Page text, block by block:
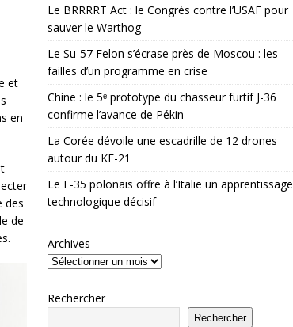
et
en
des
de
Le BRRRRT Act : le Congrès contre l’USAF pour
sauver le Warthog
Le Su-57 Felon s’écrase près de Moscou : les
failles d’un programme en crise
Chine : le 5ᵉ prototype du chasseur furtif J-36
confirme l’avance de Pékin
La Corée dévoile une escadrille de 12 drones
autour du KF-21
Le F-35 polonais offre à l’Italie un apprentissage
technologique décisif
Archives
Rechercher
Rechercher